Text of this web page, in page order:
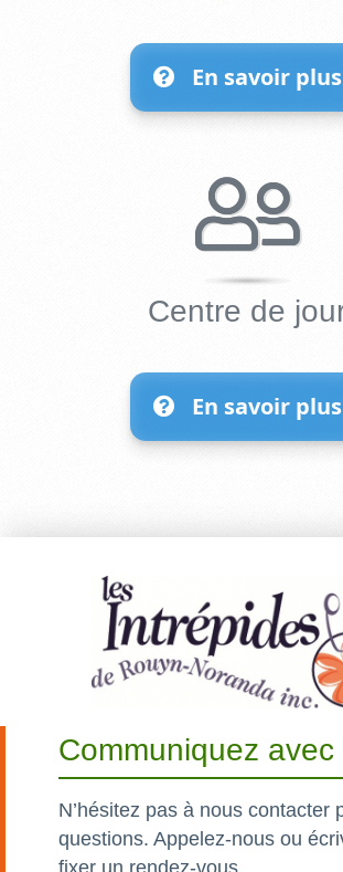
En savoir plus
Centre de
En savoir plus
Communiquez avec
N’hésitez pas à nous contacter
questions. Appelez-nous ou
fixer un rendez-vous.